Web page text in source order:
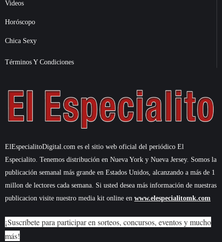
Videos
Horóscopo
Chica Sexy
Términos Y Condiciones
ElEspecialitoDigital.com es el sitio web oficial del periódico El
Especialito. Tenemos distribución en Nueva York y Nueva Jersey. Somos la
publicación semanal más grande en Estados Unidos, alcanzando a más de 1
millon de lectores cada semana. Si usted desea más información de nuestras
publicacion visite nuestro media kit online en www.elespecialitomk.com
¡Suscríbete para participar en sorteos, concursos, eventos y mucho
más!